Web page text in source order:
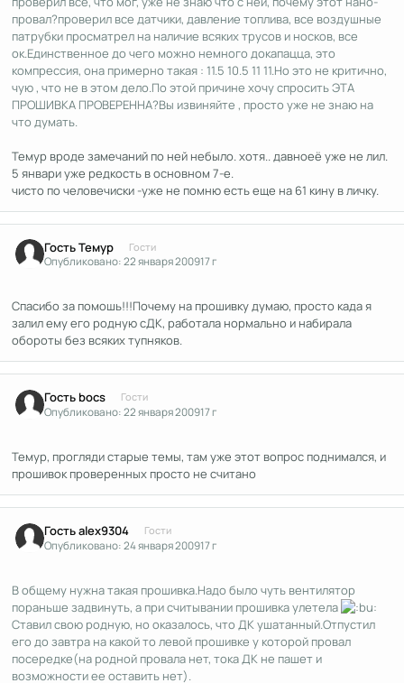
провал?проверил все датчики, давление топлива, все воздушные
патрубки просматрел на наличие всяких трусов и носков, все
ок.Единственное до чего можно немного докапацца, это
компрессия, она примерно такая : 11.5 10.5 11 11.Но это не критично,
чую , что не в этом дело.По этой причине хочу спросить ЭТА
ПРОШИВКА ПРОВЕРЕННА?Вы извиняйте , просто уже не знаю на
что думать.
Темур вроде замечаний по ней небыло. хотя.. давноеё уже не лил.
5 январи уже редкость в основном 7-е.
чисто по человечиски -уже не помню есть еще на 61 кину в личку.
Гость Темур Гости
Опубликовано:22 января 200917 г
Спасибо за помошь!!!Почему на прошивку думаю, просто када я
залил ему его родную сДК, работала нормально и набирала
обороты без всяких тупняков.
Гость bocs Гости
Опубликовано:22 января 200917 г
Темур, прогляди старые темы, там уже этот вопрос поднимался, и
прошивок проверенных просто не считано
Гость alex9304 Гости
Опубликовано:24 января 200917 г
В общему нужна такая прошивка.Надо было чуть вентилятор
пораньше задвинуть, а при считывании прошивка улетела
Ставил свою родную, но оказалось, что ДК ушатанный.Отпустил
его до завтра на какой то левой прошивке у которой провал
посередке(на родной провала нет, тока ДК не пашет и
возможности ее оставить нет).